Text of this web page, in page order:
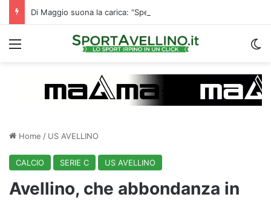
Menu
Home / US AVELLINO
CALCIO SERIE C US AVELLINO
Avellino, che abbondanza in